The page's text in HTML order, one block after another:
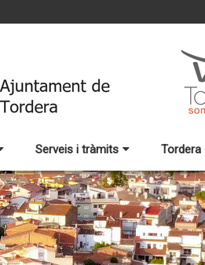
Serveis i tràmits Tordera